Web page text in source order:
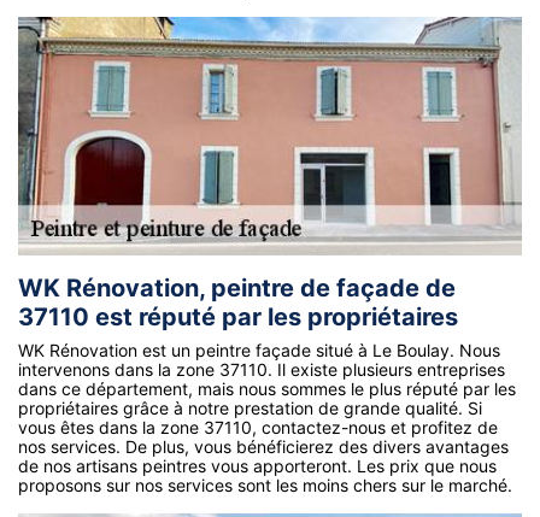
WK Rénovation, peintre de façade de
37110 est réputé par les propriétaires
WK Rénovation est un peintre façade situé à Le Boulay. Nous
intervenons dans la zone 37110. Il existe plusieurs entreprises
dans ce département, mais nous sommes le plus réputé par les
propriétaires grâce à notre prestation de grande qualité. Si
vous êtes dans la zone 37110, contactez-nous et profitez de
nos services. De plus, vous bénéficierez des divers avantages
de nos artisans peintres vous apporteront. Les prix que nous
proposons sur nos services sont les moins chers sur le marché.